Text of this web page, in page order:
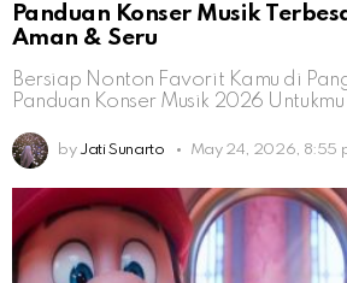
Panduan Konser Musik
Aman & Seru
Bersiap Nonton Favorit Kamu di
Panduan Konser Musik 2026 Untukmu
by Jati Sunarto May 24, 2026, 8:55